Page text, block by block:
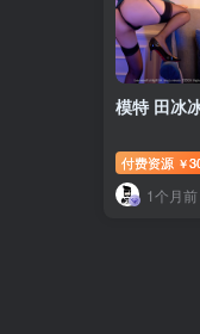
模特 田冰
付费资源 ￥
1个月前